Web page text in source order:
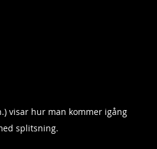
visar hur man kommer igång
splitsning.